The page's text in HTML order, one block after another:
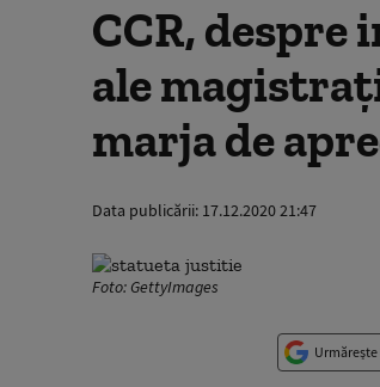
CCR, despre
ale
marja de
Data publicării: 17.12.2020 21:47
Foto: GettyImages
Urmărește